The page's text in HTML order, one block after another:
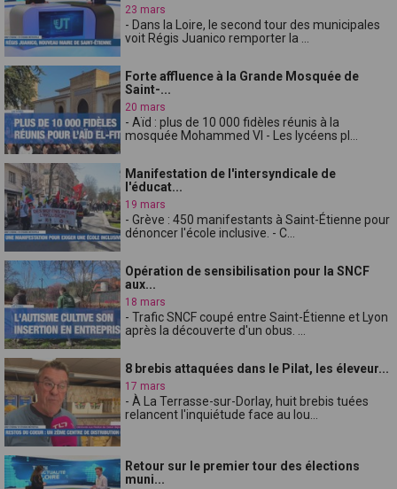
23 mars
- Dans la Loire, le second tour des municipales
voit Régis Juanico remporter la ...
Forte affluence à la Grande Mosquée de
Saint-...
20 mars
- Aïd : plus de 10 000 fidèles réunis à la
mosquée Mohammed VI - Les lycéens pl...
Manifestation de l'intersyndicale de
l'éducat...
19 mars
- Grève : 450 manifestants à Saint-Étienne pour
dénoncer l'école inclusive. - C...
Opération de sensibilisation pour la SNCF
aux...
18 mars
- Trafic SNCF coupé entre Saint-Étienne et Lyon
après la découverte d'un obus. ...
8 brebis attaquées dans le Pilat, les éleveur...
17 mars
- À La Terrasse-sur-Dorlay, huit brebis tuées
relancent l'inquiétude face au lou...
Retour sur le premier tour des élections
muni...